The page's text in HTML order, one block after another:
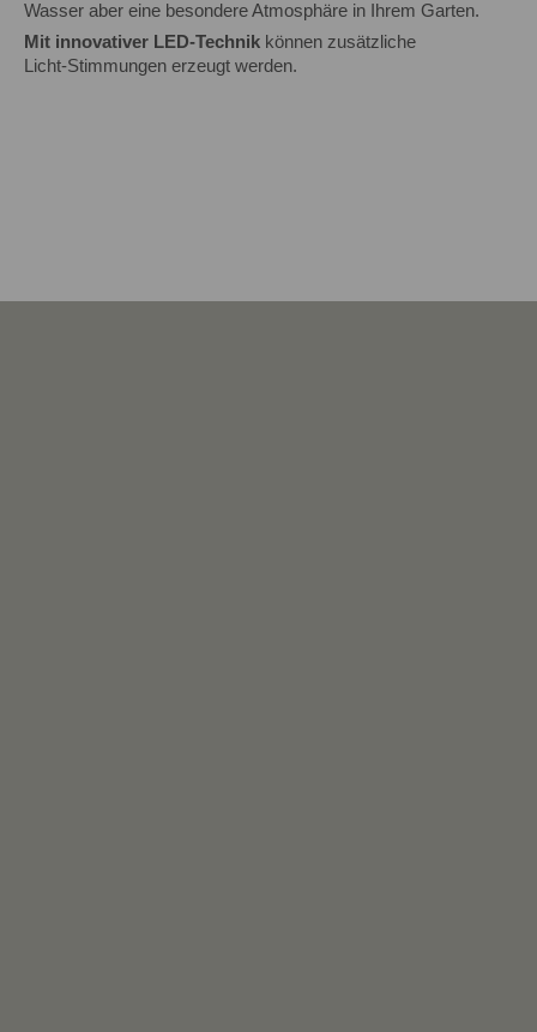
Wasser aber eine besondere Atmosphäre in Ihrem Garten.
Mit innovativer LED-Technik können zusätzliche
Licht-Stimmungen erzeugt werden.